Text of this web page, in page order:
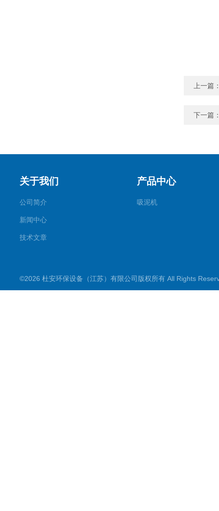
上一篇
下一篇
关于我们
公司简介
新闻中心
技术文章
产品中心
吸泥机
©2026 杜安环保设备（江苏）有限公司版权所有 All Rights